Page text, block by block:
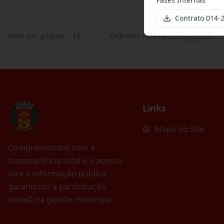
Itens por página: 10 Exibindo 1–10de395 registros
Comprometidos com a
transparência total e o acesso
livre à informação pública,
garantindo a participação
cidadã na gestão municipal.
Links
Mapa do Site
Contrato 014-